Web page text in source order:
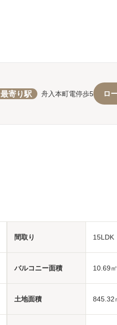
最寄り駅 舟入本町電停歩5 ロ
間取り
バルコニー面積 10.69㎡
土地面積 845.32